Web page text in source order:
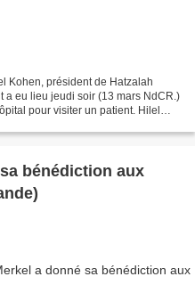
Kohen, président de Hatzalah
a eu lieu jeudi soir (13 mars NdCR.)
pour visiter un patient. Hilel
bénédiction aux